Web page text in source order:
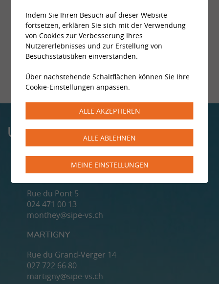
UNSERE ZENTREN
MONTHEY
Rue du Pont 5
024 471 00 13
monthey@sipe-vs.ch
MARTIGNY
Rue du Grand-Verger 14
027 722 66 80
martigny@sipe-vs.ch
Indem Sie Ihren Besuch auf dieser Website
fortsetzen, erklären Sie sich mit der Verwendung
von Cookies zur Verbesserung Ihres
Nutzererlebnisses und zur Erstellung von
Besuchsstatistiken einverstanden.
Über nachstehende Schaltflächen können Sie Ihre
Cookie-Einstellungen anpassen.
ALLE AKZEPTIEREN
ALLE ABLEHNEN
MEINE EINSTELLUNGEN